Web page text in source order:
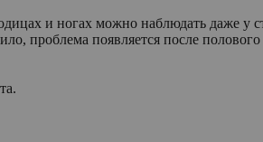
и ногах можно наблюдать даже у
появляется после